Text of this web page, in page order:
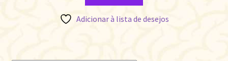
Adicionar à lista de desejos